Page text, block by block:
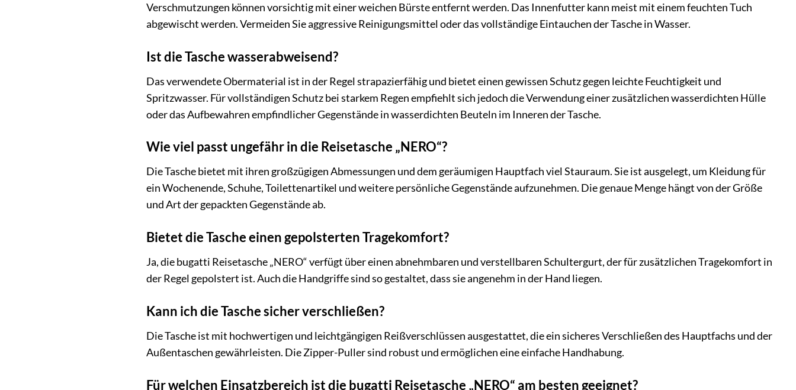
Verschmutzungen können vorsichtig mit einer weichen Bürste entfernt werden. Das Innenfutter kann meist mit einem feuchten Tuch
abgewischt werden. Vermeiden Sie aggressive Reinigungsmittel oder das vollständige Eintauchen der Tasche in Wasser.
Ist die Tasche wasserabweisend?
Das verwendete Obermaterial ist in der Regel strapazierfähig und bietet einen gewissen Schutz gegen leichte Feuchtigkeit und
Spritzwasser. Für vollständigen Schutz bei starkem Regen empfiehlt sich jedoch die Verwendung einer zusätzlichen wasserdichten Hülle
oder das Aufbewahren empfindlicher Gegenstände in wasserdichten Beuteln im Inneren der Tasche.
Wie viel passt ungefähr in die Reisetasche „NERO“?
Die Tasche bietet mit ihren großzügigen Abmessungen und dem geräumigen Hauptfach viel Stauraum. Sie ist ausgelegt, um Kleidung für
ein Wochenende, Schuhe, Toilettenartikel und weitere persönliche Gegenstände aufzunehmen. Die genaue Menge hängt von der Größe
und Art der gepackten Gegenstände ab.
Bietet die Tasche einen gepolsterten Tragekomfort?
Ja, die bugatti Reisetasche „NERO“ verfügt über einen abnehmbaren und verstellbaren Schultergurt, der für zusätzlichen Tragekomfort in
der Regel gepolstert ist. Auch die Handgriffe sind so gestaltet, dass sie angenehm in der Hand liegen.
Kann ich die Tasche sicher verschließen?
Die Tasche ist mit hochwertigen und leichtgängigen Reißverschlüssen ausgestattet, die ein sicheres Verschließen des Hauptfachs und der
Außentaschen gewährleisten. Die Zipper-Puller sind robust und ermöglichen eine einfache Handhabung.
Für welchen Einsatzbereich ist die bugatti Reisetasche „NERO“ am besten geeignet?